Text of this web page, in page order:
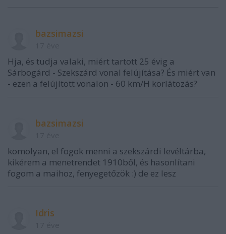
bazsimazsi
Hja, és tudja valaki, miért tartott 25 évig a
Sárbogárd - Szekszárd vonal felújítása? És miért van
- ezen a felújított vonalon - 60 km/H korlátozás?
bazsimazsi
komolyan, el fogok menni a szekszárdi levéltárba,
kikérem a menetrendet 1910ből, és hasonlítani
fogom a maihoz, fenyegetőzök :) de ez lesz
Idris